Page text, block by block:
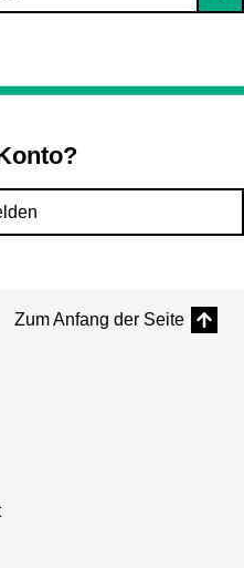
Zum Anfang der Seite